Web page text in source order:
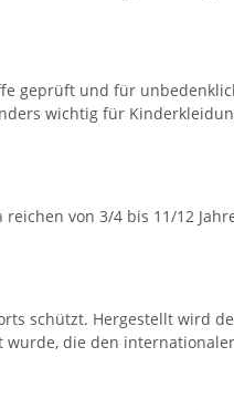
geprüft und für
wichtig für
von 3/4 bis 11/12
schützt. Hergestellt wird
die den